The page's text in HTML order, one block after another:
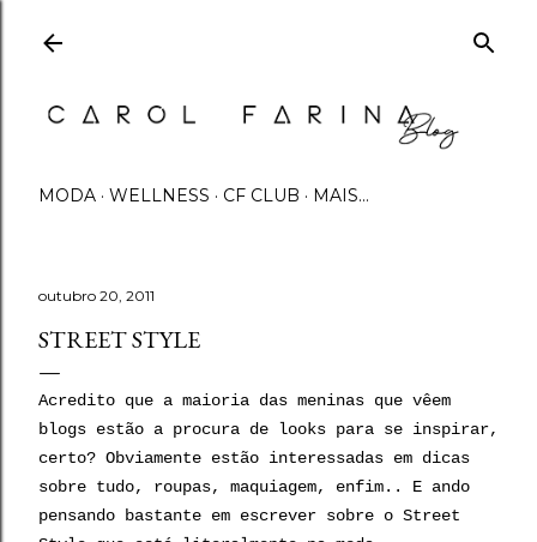
MODA WELLNESS CF CLUB MAIS…
outubro 20, 2011
STREET STYLE
Acredito que a maioria das meninas que vêem
blogs estão a procura de looks para se inspirar,
certo? Obviamente estão interessadas em dicas
sobre tudo, roupas, maquiagem, enfim.. E ando
pensando bastante em escrever sobre o Street